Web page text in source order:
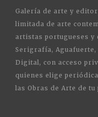
Galería de arte y
limitada de arte
artistas portugueses y
Serigrafía,
Digital, con acceso
quienes elige
las Obras de Arte de